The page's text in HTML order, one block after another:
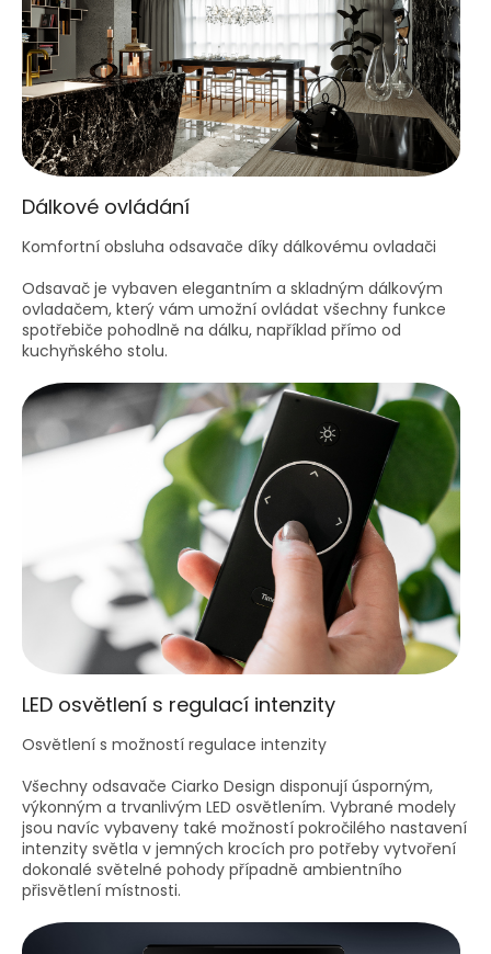
Dálkové ovládání
Komfortní obsluha odsavače díky dálkovému ovladači
Odsavač je vybaven elegantním a skladným dálkovým
ovladačem, který vám umožní ovládat všechny funkce
spotřebiče pohodlně na dálku, například přímo od
kuchyňského stolu.
LED osvětlení s regulací intenzity
Osvětlení s možností regulace intenzity
Všechny odsavače Ciarko Design disponují úsporným,
výkonným a trvanlivým LED osvětlením. Vybrané modely
jsou navíc vybaveny také možností pokročilého nastavení
intenzity světla v jemných krocích pro potřeby vytvoření
dokonalé světelné pohody případně ambientního
přisvětlení místnosti.